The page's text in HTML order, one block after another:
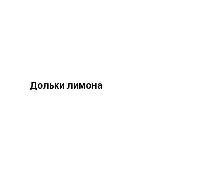
Дольки лимона